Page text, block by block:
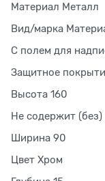
Материал Металл
Вид/марка
С полем для
Защитное
Высота 160
Не содержит (без)
Ширина 90
Цвет Хром